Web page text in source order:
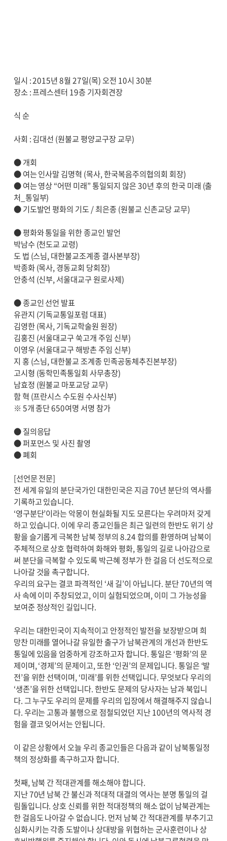
일시 : 2015년 8월 27일(목) 오전 10시 30분
장소 : 프레스센터 19층 기자회견장
식 순
사회 : 김대선 (원불교 평양교구장 교무)
● 개회
● 여는 인사말 김명혁 (목사, 한국복음주의협의회 회장)
● 여는 영상 “어떤 미래” 통일되지 않은 30년 후의 한국 미래 (출
처_통일부)
● 기도발언 평화의 기도 / 최은종 (원불교 신촌교당 교무)
● 평화와 통일을 위한 종교인 발언
박남수 (천도교 교령)
도 법 (스님, 대한불교조계종 결사본부장)
박종화 (목사, 경동교회 당회장)
안충석 (신부, 서울대교구 원로사제)
● 종교인 선언 발표
유관지 (기독교통일포럼 대표)
김영한 (목사, 기독교학술원 원장)
김홍진 (서울대교구 쑥고개 주임 신부)
이영우 (서울대교구 해방촌 주임 신부)
지 홍 (스님, 대한불교 조계종 민족공동체추진본부장)
고시형 (동학민족통일회 사무총장)
남효정 (원불교 마포교당 교무)
함 혁 (프란시스 수도원 수사신부)
※ 5개 종단 650여명 서명 참가
● 질의응답
● 퍼포먼스 및 사진 촬영
● 폐회
[선언문 전문]
전 세계 유일의 분단국가인 대한민국은 지금 70년 분단의 역사를
기록하고 있습니다.
‘영구분단’이라는 악몽이 현실화될 지도 모른다는 우려마저 갖게
하고 있습니다. 이에 우리 종교인들은 최근 일련의 한반도 위기 상
황을 슬기롭게 극복한 남북 정부의 8.24 합의를 환영하며 남북이
주체적으로 상호 협력하여 화해와 평화, 통일의 길로 나아감으로
써 분단을 극복할 수 있도록 박근혜 정부가 한 걸음 더 선도적으로
나아갈 것을 촉구합니다.
우리의 요구는 결코 파격적인 ‘새 길’이 아닙니다. 분단 70년의 역
사 속에 이미 주창되었고, 이미 실험되었으며, 이미 그 가능성을
보여준 정상적인 길입니다.
우리는 대한민국이 지속적이고 안정적인 발전을 보장받으며 희
망찬 미래를 열어나갈 유일한 출구가 남북관계의 개선과 한반도
통일에 있음을 엄중하게 강조하고자 합니다. 통일은 ‘평화’의 문
제이며, ‘경제’의 문제이고, 또한 ‘인권’의 문제입니다. 통일은 ‘발
전’을 위한 선택이며, ‘미래’를 위한 선택입니다. 무엇보다 우리의
‘생존’을 위한 선택입니다. 한반도 문제의 당사자는 남과 북입니
다. 그 누구도 우리의 문제를 우리의 입장에서 해결해주지 않습니
다. 우리는 고통과 불행으로 점철되었던 지난 100년의 역사적 경
험을 결코 잊어서는 안됩니다.
이 같은 상황에서 오늘 우리 종교인들은 다음과 같이 남북통일정
책의 정상화를 촉구하고자 합니다.
첫째, 남북 간 적대관계를 해소해야 합니다.
지난 70년 남북 간 불신과 적대적 대결의 역사는 분명 통일의 걸
림돌입니다. 상호 신뢰를 위한 적대정책의 해소 없이 남북관계는
한 걸음도 나아갈 수 없습니다. 먼저 남북 간 적대관계를 부추기고
심화시키는 각종 도발이나 상대방을 위협하는 군사훈련이나 상